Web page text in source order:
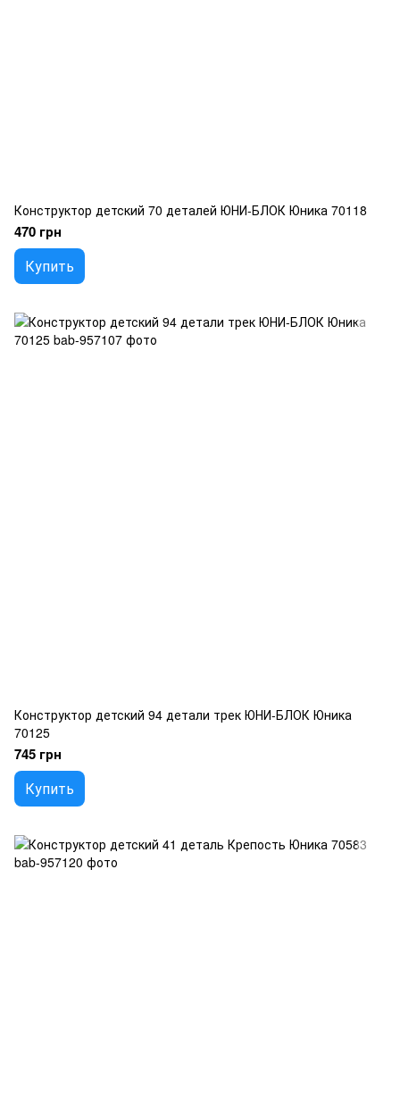
Конструктор детский 70 деталей ЮНИ-БЛОК Юника 70118
470 грн
Купить
Конструктор детский 94 детали трек ЮНИ-БЛОК Юника
70125
745 грн
Купить